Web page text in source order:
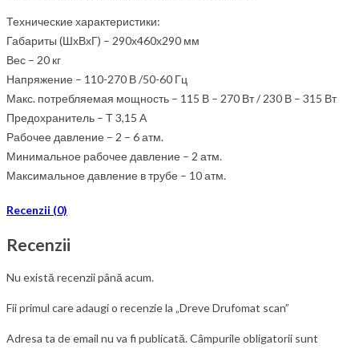
Технические характеристики:
Габариты (ШхВхГ) – 290х460х290 мм
Вес – 20 кг
Напряжение – 110-270 В /50-60 Гц
Макс. потребляемая мощность – 115 В – 270 Вт / 230 В – 315 Вт
Предохранитель – Т 3,15 А
Рабочее давление – 2 – 6 атм.
Минимальное рабочее давление – 2 атм.
Максимальное давление в трубе – 10 атм.
Recenzii (0)
Recenzii
Nu există recenzii până acum.
Fii primul care adaugi o recenzie la „Dreve Drufomat scan”
Adresa ta de email nu va fi publicată.Câmpurile obligatorii sunt